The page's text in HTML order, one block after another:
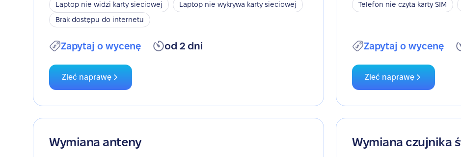
Laptop nie widzi karty sieciowej
Laptop nie wykrywa karty sieciowej
Brak dostępu do internetu
Zapytaj o wycenę od 2 dni
Zleć naprawę
Telefon nie czyta karty SIM
Zapytaj o wycenę
Zleć naprawę
Wymiana anteny Wymiana czujnika